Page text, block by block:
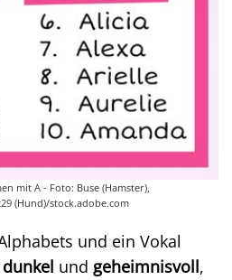
mit A - Foto: Buse (Hamster),
(Hund)/stock.adobe.com
und ein Vokal
dunkel und geheimnisvoll,